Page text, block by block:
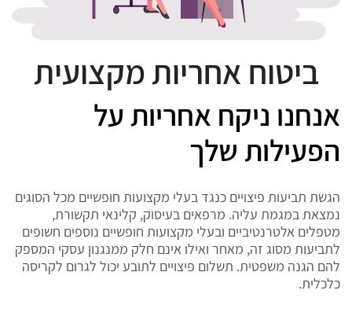
ביטוח אחריות מקצועית
אנחנו ניקח אחריות על
הפעילות שלך
הגשת תביעות פיצויים כנגד בעלי מקצועות חופשיים מכל הסוגים
נמצאת במגמת עליה. מרפאים בעיסוק, קלינאי תקשורת,
מטפלים אלטרנטיביים ובעלי מקצועות חופשיים נוספים חשופים
לתביעות מסוג זה, מאחר ואילו אינם חלק ממנגנון עסקי המספק
להם הגנה משפטית. תשלום פיצויים לתובע יכול לגרום לקריסה
כלכלית.